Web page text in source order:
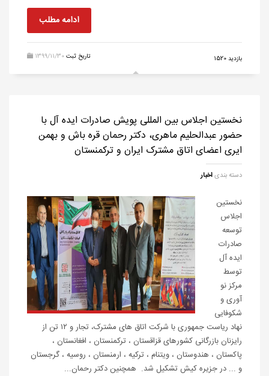
ادامه مطلب
1399/11/30تاریخ ثبت بازدید 1520
نخستین اجلاس بین المللی پویش صادرات ایده آل با
حضور عبدالحلیم ماهری، دکتر رحمان قره باش و بهمن
ایری اعضای اتاق مشترک ایران و ترکمنستان
دسته بندیاخبار
نخستین
اجلاس
توسعه
صادرات
ایده آل
توسط
مرکز نو
آوری و
شکوفایی
نهاد ریاست جمهوری با شرکت اتاق های مشترک، تجار و ۱۲ تن از
رایزنان بازرگانی کشورهای قزاقستان ، ترکمنستان ، افغانستان ،
پاکستان ، هندوستان ، ویتنام ، ترکیه ، ارمنستان ، روسیه ، گرجستان
و ... در جزیره کیش تشکیل شد. همچنین دکتر رحمان...